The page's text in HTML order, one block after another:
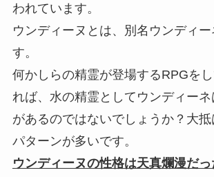
われています。
ウンディーヌとは、別名ウンディー
す。
何かしらの精霊が登場するRPGを
れば、水の精霊としてウンディーネ
があるのではないでしょうか？大
パターンが多いです。
ウンディーヌの性格は天真爛漫だ